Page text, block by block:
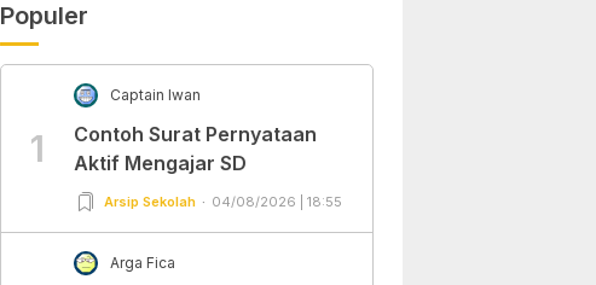
Populer
1
Captain Iwan
Contoh Surat Pernyataan
Aktif Mengajar SD
Arsip Sekolah 04/08/2026 | 18:55
Arga Fica